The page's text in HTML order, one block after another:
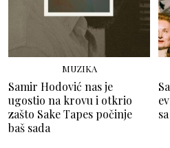
MUZIKA
Samir Hodović nas je
ugostio na krovu i otkrio
zašto Sake Tapes počinje
baš sada